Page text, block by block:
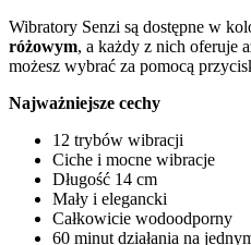
Wibratory Senzi są dostępne w
różowym, a każdy z nich oferuje
możesz wybrać za pomocą
Najważniejsze cechy
12 trybów wibracji
Ciche i mocne wibracje
Długość 14 cm
Mały i elegancki
Całkowicie wodoodporny
60 minut działania na